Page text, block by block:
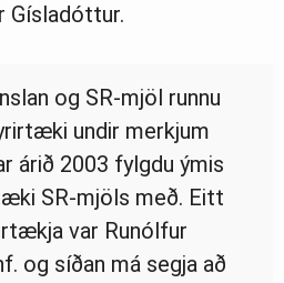
Gísladóttur.
og SR-mjöl runnu
undir merkjum
árið 2003 fylgdu ýmis
SR-mjöls með. Eitt
var Runólfur
og síðan má segja að